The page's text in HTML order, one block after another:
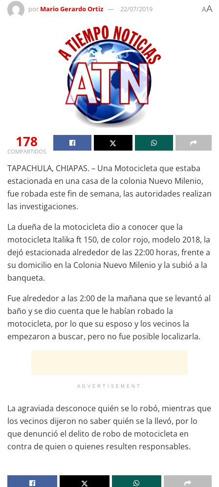
por Mario Gerardo Ortiz 22/07/2019 AA
178
COMPARTIDOS
TAPACHULA, CHIAPAS. – Una Motocicleta que estaba
estacionada en una casa de la colonia Nuevo Milenio,
fue robada este fin de semana, las autoridades realizan
las investigaciones.
La dueña de la motocicleta dio a conocer que la
motocicleta Italika ft 150, de color rojo, modelo 2018, la
dejó estacionada alrededor de las 22:00 horas, frente a
su domicilio en la Colonia Nuevo Milenio y la subió a la
banqueta.
Fue alrededor a las 2:00 de la mañana que se levantó al
baño y se dio cuenta que le habían robado la
motocicleta, por lo que su esposo y los vecinos la
empezaron a buscar, pero no fue posible localizarla.
ADVERTISEMENT
La agraviada desconoce quién se lo robó, mientras que
los vecinos dijeron no saber quién se la llevó, por lo
que denunció el delito de robo de motocicleta en
contra de quien o quienes resulten responsables.